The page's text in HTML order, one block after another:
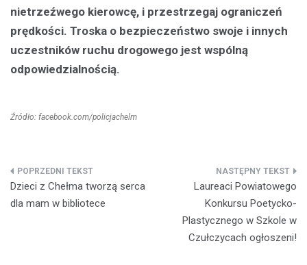
nietrzeźwego kierowcę, i przestrzegaj ograniczeń
prędkości. Troska o bezpieczeństwo swoje i innych
uczestników ruchu drogowego jest wspólną
odpowiedzialnością.
Źródło: facebook.com/policjachelm
Nawigacja
wpisu
Dzieci z Chełma tworzą serca
dla mam w bibliotece
Laureaci Powiatowego
Konkursu Poetycko-
Plastycznego w Szkole w
Czułczycach ogłoszeni!